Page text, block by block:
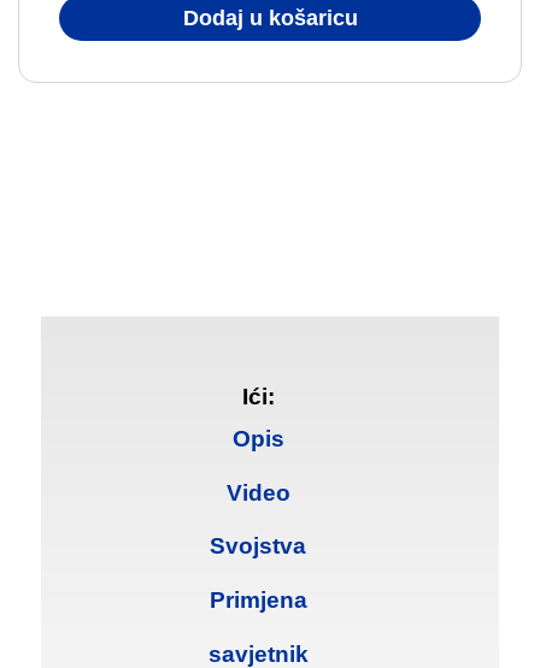
Dodaj u košaricu
Ići:
Opis
Video
Svojstva
Primjena
savjetnik